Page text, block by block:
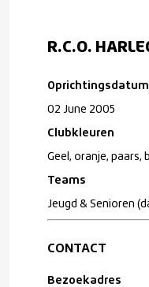
R.C.O.
Oprichtingsdatum
02 June 2005
Clubkleuren
Geel, oranje, paars,
Teams
Jeugd & Senioren
CONTACT
Bezoekadres